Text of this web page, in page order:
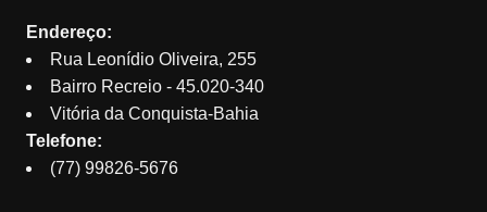
Endereço:
Rua Leonídio Oliveira, 255
Bairro Recreio - 45.020-340
Vitória da Conquista-Bahia
Telefone:
(77) 99826-5676